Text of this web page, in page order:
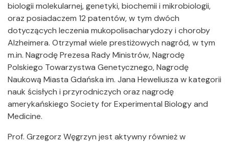
biologii molekularnej, genetyki, biochemii i mikrobiologii,
oraz posiadaczem 12 patentów, w tym dwóch
dotyczących leczenia mukopolisacharydozy i choroby
Alzheimera. Otrzymał wiele prestiżowych nagród, w tym
m.in. Nagrodę Prezesa Rady Ministrów, Nagrodę
Polskiego Towarzystwa Genetycznego, Nagrodę
Naukową Miasta Gdańska im. Jana Heweliusza w kategorii
nauk ścisłych i przyrodniczych oraz nagrodę
amerykańskiego Society for Experimental Biology and
Medicine.
Prof. Grzegorz Węgrzyn jest aktywny również w